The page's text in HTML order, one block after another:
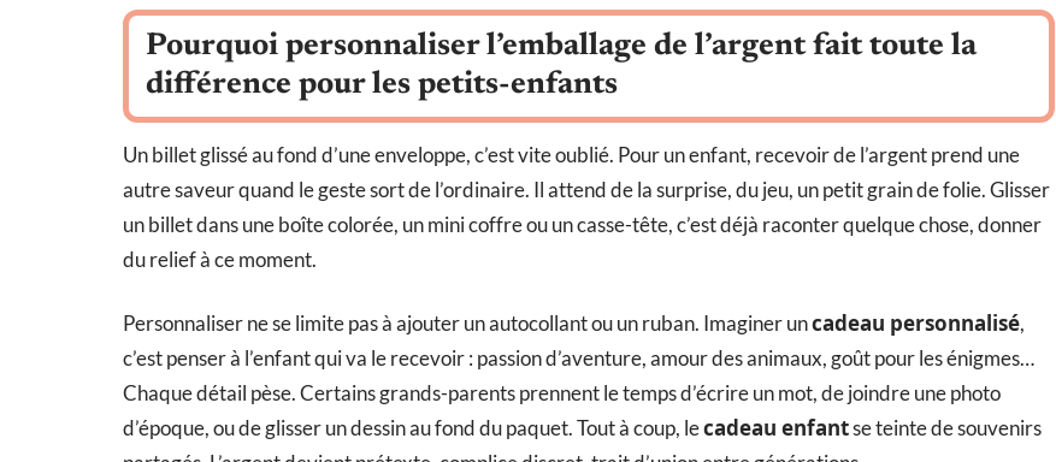
Pourquoi personnaliser l’emballage de l’argent fait toute la
différence pour les petits-enfants
Un billet glissé au fond d’une enveloppe, c’est vite oublié. Pour un enfant, recevoir de l’argent prend une
autre saveur quand le geste sort de l’ordinaire. Il attend de la surprise, du jeu, un petit grain de folie. Glisser
un billet dans une boîte colorée, un mini coffre ou un casse-tête, c’est déjà raconter quelque chose, donner
du relief à ce moment.
Personnaliser ne se limite pas à ajouter un autocollant ou un ruban. Imaginer uncadeau personnalisé,
c’est penser à l’enfant qui va le recevoir : passion d’aventure, amour des animaux, goût pour les énigmes…
Chaque détail pèse. Certains grands-parents prennent le temps d’écrire un mot, de joindre une photo
d’époque, ou de glisser un dessin au fond du paquet. Tout à coup, lecadeau enfantse teinte de souvenirs